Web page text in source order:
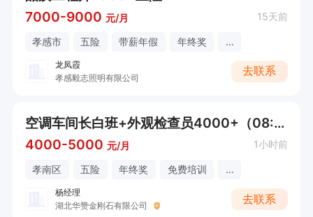
7000-9000 元/月 15天前
孝感市 五险 带薪年假 年终奖 ...
龙凤霞
孝感毅志照明有限公司
去联系
空调车间长白班+外观检查员4000+（08:00-17:30）
4000-5000 元/月 1小时前
孝南区 五险 年终奖 免费培训 ...
杨经理
湖北华赞金刚石有限公司
去联系